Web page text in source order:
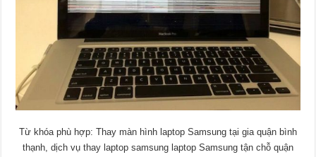
Từ khóa phù hợp: Thay màn hình laptop Samsung tại gia quận bình
thạnh, dịch vụ thay laptop samsung laptop Samsung tận chỗ quận